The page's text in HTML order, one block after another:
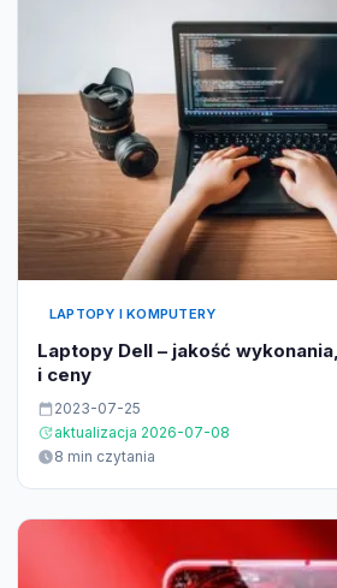
LAPTOPY I KOMPUTERY
Laptopy Dell – jakość
i ceny
2023-07-25
aktualizacja 2026-07-08
8 min czytania